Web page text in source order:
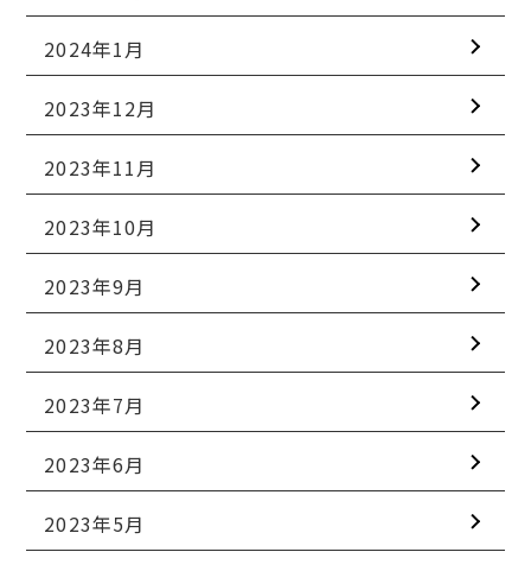
2024年1月
2023年12月
2023年11月
2023年10月
2023年9月
2023年8月
2023年7月
2023年6月
2023年5月